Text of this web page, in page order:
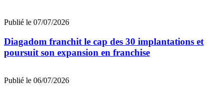
Publié le 07/07/2026
Diagadom franchit le cap des 30 implantations et
poursuit son expansion en franchise
Publié le 06/07/2026